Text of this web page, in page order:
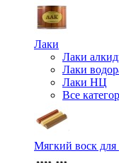
Лаки
Лаки
Лаки
Лаки НЦ
Все
Мягкий воск для